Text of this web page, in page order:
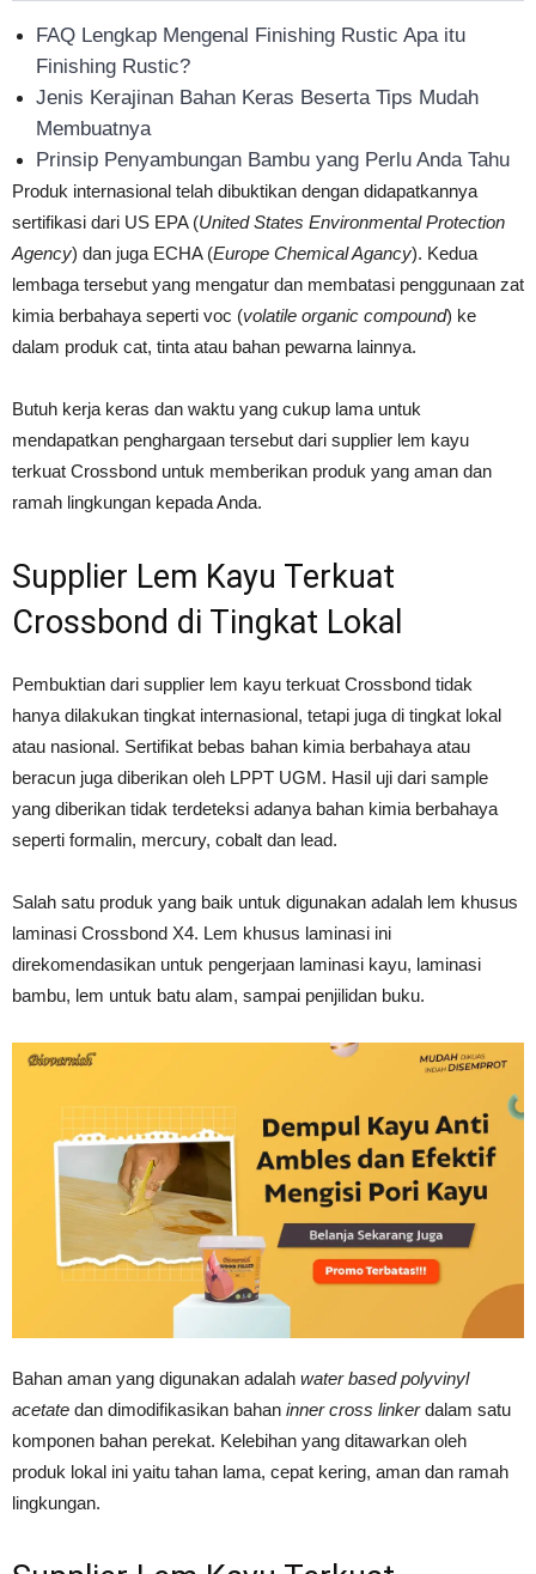
FAQ Lengkap Mengenal Finishing Rustic Apa itu
Finishing Rustic?
Jenis Kerajinan Bahan Keras Beserta Tips Mudah
Membuatnya
Prinsip Penyambungan Bambu yang Perlu Anda Tahu
Produk internasional telah dibuktikan dengan didapatkannya
sertifikasi dari US EPA (United States Environmental Protection
Agency) dan juga ECHA (Europe Chemical Agancy). Kedua
lembaga tersebut yang mengatur dan membatasi penggunaan zat
kimia berbahaya seperti voc (volatile organic compound) ke
dalam produk cat, tinta atau bahan pewarna lainnya.
Butuh kerja keras dan waktu yang cukup lama untuk
mendapatkan penghargaan tersebut dari supplier lem kayu
terkuat Crossbond untuk memberikan produk yang aman dan
ramah lingkungan kepada Anda.
Supplier Lem Kayu Terkuat
Crossbond di Tingkat Lokal
Pembuktian dari supplier lem kayu terkuat Crossbond tidak
hanya dilakukan tingkat internasional, tetapi juga di tingkat lokal
atau nasional. Sertifikat bebas bahan kimia berbahaya atau
beracun juga diberikan oleh LPPT UGM. Hasil uji dari sample
yang diberikan tidak terdeteksi adanya bahan kimia berbahaya
seperti formalin, mercury, cobalt dan lead.
Salah satu produk yang baik untuk digunakan adalah lem khusus
laminasi Crossbond X4. Lem khusus laminasi ini
direkomendasikan untuk pengerjaan laminasi kayu, laminasi
bambu, lem untuk batu alam, sampai penjilidan buku.
Bahan aman yang digunakan adalah water based polyvinyl
acetate dan dimodifikasikan bahan inner cross linkerdalam satu
komponen bahan perekat. Kelebihan yang ditawarkan oleh
produk lokal ini yaitu tahan lama, cepat kering, aman dan ramah
lingkungan.